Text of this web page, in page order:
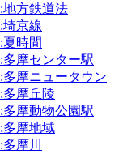
:地方鉄道法
:埼京線
:夏時間
:多摩センター駅
:多摩ニュータウン
:多摩丘陵
:多摩動物公園駅
:多摩地域
:多摩川